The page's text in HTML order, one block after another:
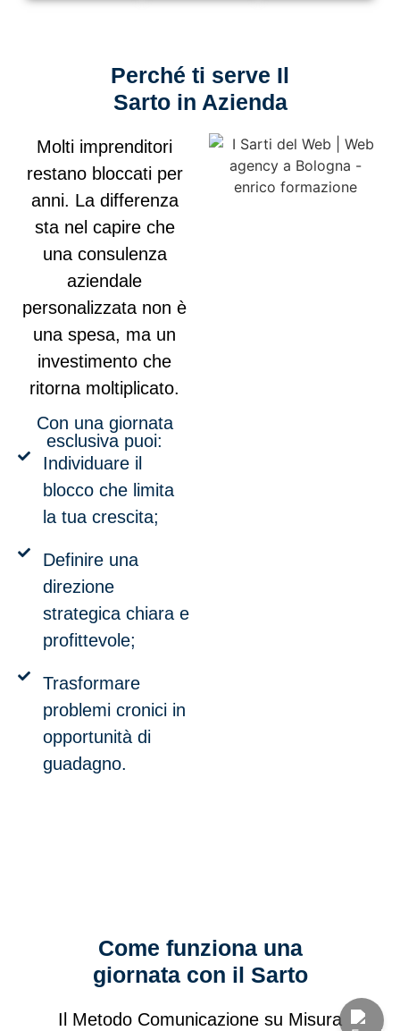
Perché ti serve Il
Sarto in Azienda
Molti imprenditori
restano bloccati per
anni. La differenza
sta nel capire che
una consulenza
aziendale
personalizzata non è
una spesa, ma un
investimento che
ritorna moltiplicato.
Con una giornata
esclusiva puoi:
Individuare il
blocco che limita
la tua crescita;
Definire una
direzione
strategica chiara e
profittevole;
Trasformare
problemi cronici in
opportunità di
guadagno.
Come funziona una
giornata con il Sarto
Il Metodo Comunicazione su Misura